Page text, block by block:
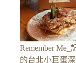
Remember
的台北小巨蛋